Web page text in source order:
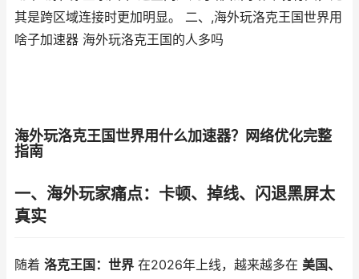
其是跨区域连接时更加明显。 二、,海外玩洛克王国世界用
啥子加速器 海外玩洛克王国的人多吗
海外玩洛克王国世界用什么加速器？网络优化完整
指南
一、海外玩家痛点：卡顿、掉线、闪退黑屏太
真实
随着 洛克王国：世界 在2026年上线，越来越多在 美国、